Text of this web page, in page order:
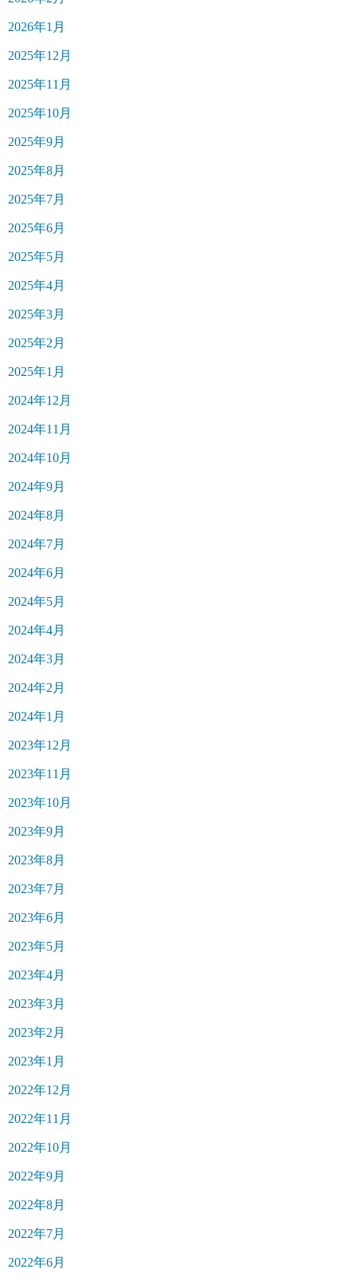
2026年1月
2025年12月
2025年11月
2025年10月
2025年9月
2025年8月
2025年7月
2025年6月
2025年5月
2025年4月
2025年3月
2025年2月
2025年1月
2024年12月
2024年11月
2024年10月
2024年9月
2024年8月
2024年7月
2024年6月
2024年5月
2024年4月
2024年3月
2024年2月
2024年1月
2023年12月
2023年11月
2023年10月
2023年9月
2023年8月
2023年7月
2023年6月
2023年5月
2023年4月
2023年3月
2023年2月
2023年1月
2022年12月
2022年11月
2022年10月
2022年9月
2022年8月
2022年7月
2022年6月